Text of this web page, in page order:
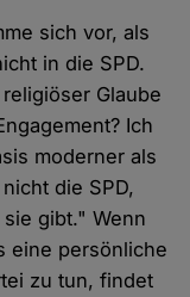
sich vor, als
in die SPD.
Glaube
Ich
moderner als
die SPD,
gibt." Wenn
eine persönliche
zu tun, findet